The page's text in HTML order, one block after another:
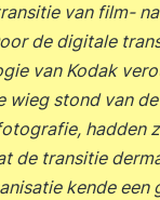
van film-
de digitale
van Kodak
wieg stond van
hadden
de transitie
kende een